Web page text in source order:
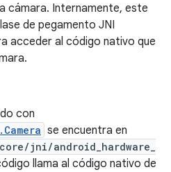
cámara. Internamente, este
de pegamento JNI
acceder al código nativo que
con
se encuentra en
jni/android_hardware_
llama al código nativo de